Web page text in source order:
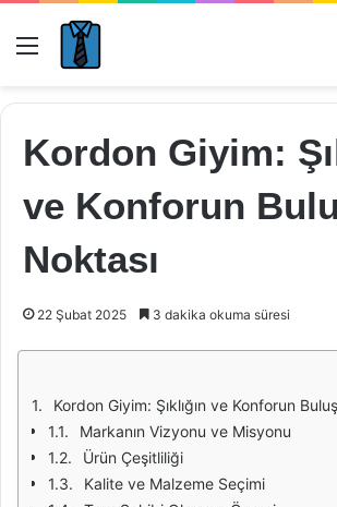
Menü
Kordon Giyim:
ve Konforun
Noktası
22 Şubat 2025 3 dakika okuma süresi
Kordon Giyim: Şıklığın ve Konforun
Markanın Vizyonu ve Misyonu
Ürün Çeşitliliği
Kalite ve Malzeme Seçimi